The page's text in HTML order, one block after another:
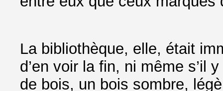
La bibliothèque, elle, était
d’en voir la fin, ni même s’il
de bois, un bois sombre,